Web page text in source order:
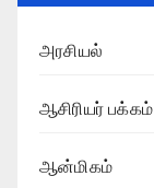
அரசியல்
ஆசிரியர் பக்கம்
ஆன்மிகம்